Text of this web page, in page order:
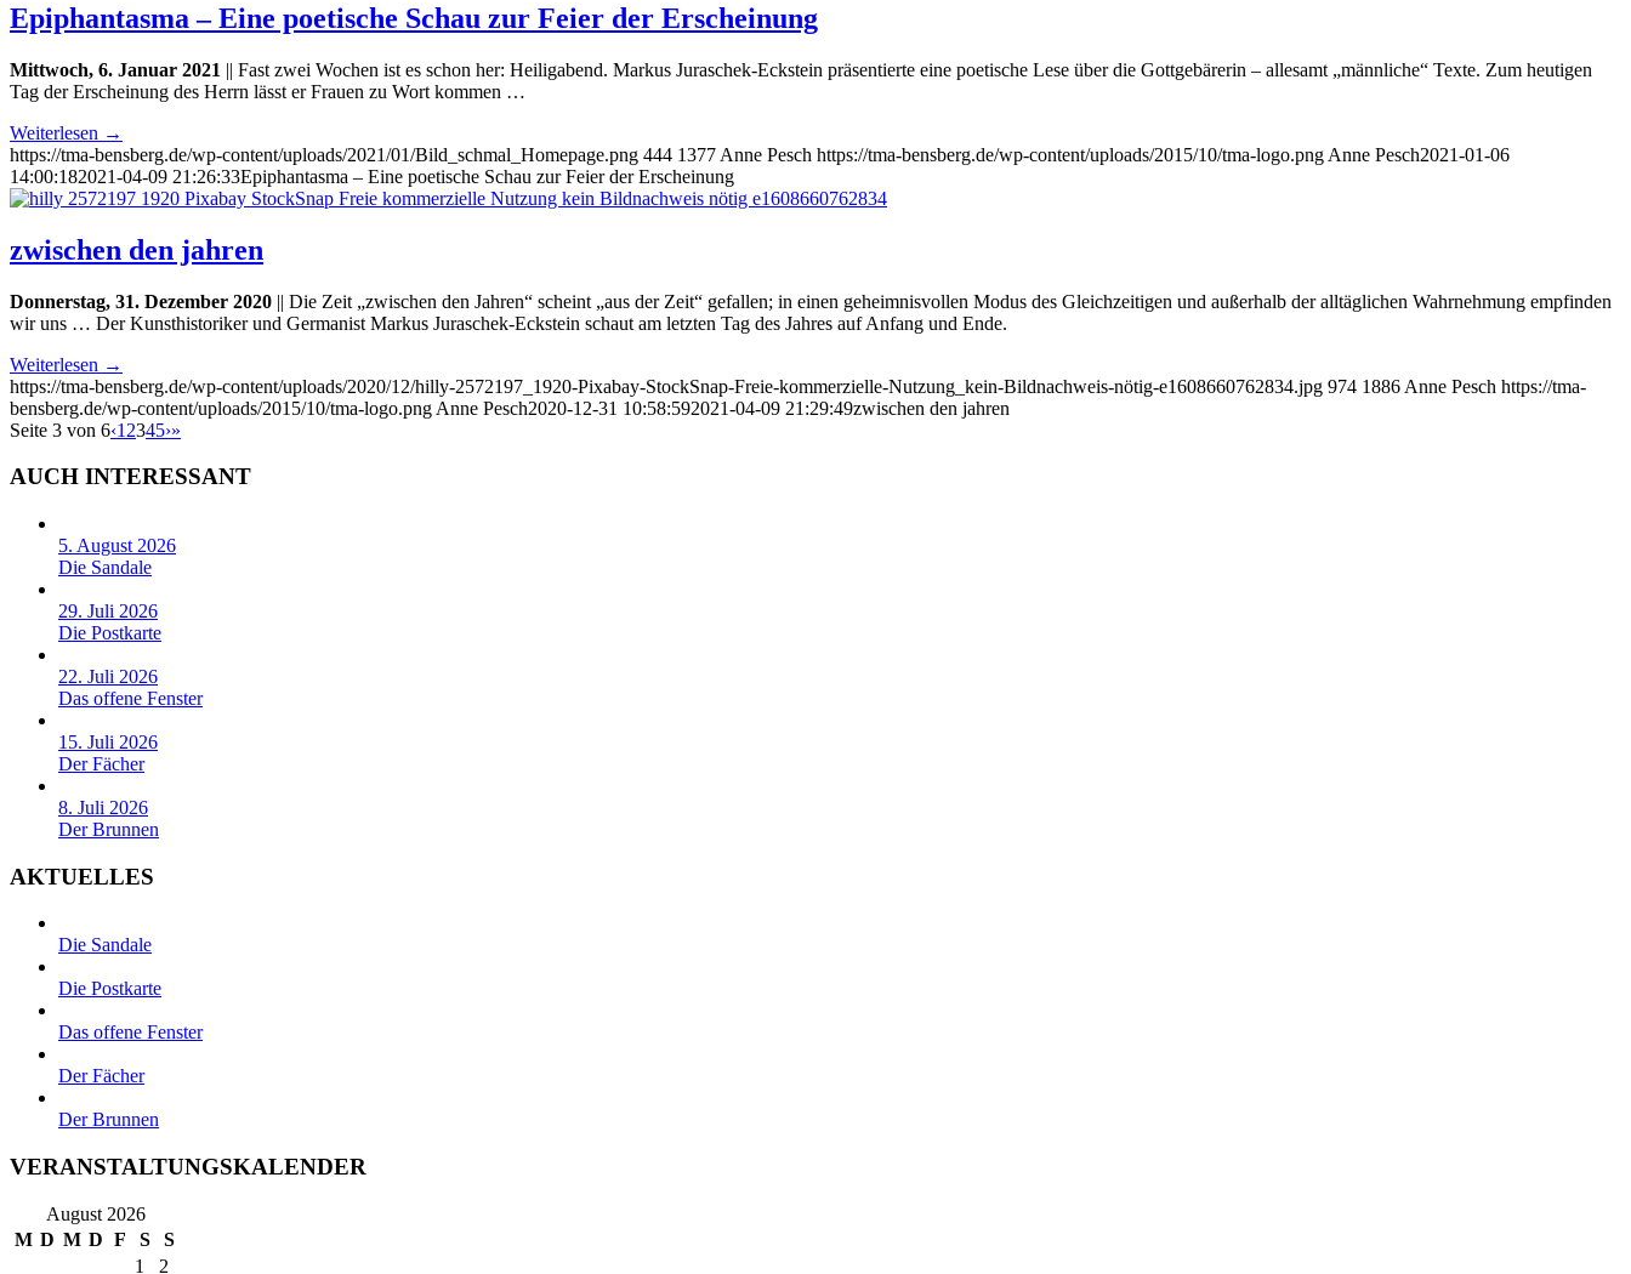
Epiphantasma – Eine poetische Schau zur Feier der Erscheinung
Mittwoch, 6. Januar 2021 || Fast zwei Wochen ist es schon her: Heiligabend. Markus Juraschek-Eckstein präsentierte eine poetische Lese über die Gottgebärerin – allesamt „männliche“ Texte. Zum heutigen
Tag der Erscheinung des Herrn lässt er Frauen zu Wort kommen …
Weiterlesen →
https://tma-bensberg.de/wp-content/uploads/2021/01/Bild_schmal_Homepage.png 444 1377 Anne Pesch https://tma-bensberg.de/wp-content/uploads/2015/10/tma-logo.png Anne Pesch2021-01-06
14:00:182021-04-09 21:26:33Epiphantasma – Eine poetische Schau zur Feier der Erscheinung
zwischen den jahren
Donnerstag, 31. Dezember 2020 || Die Zeit „zwischen den Jahren“ scheint „aus der Zeit“ gefallen; in einen geheimnisvollen Modus des Gleichzeitigen und außerhalb der alltäglichen Wahrnehmung empfinden
wir uns … Der Kunsthistoriker und Germanist Markus Juraschek-Eckstein schaut am letzten Tag des Jahres auf Anfang und Ende.
Weiterlesen →
https://tma-bensberg.de/wp-content/uploads/2020/12/hilly-2572197_1920-Pixabay-StockSnap-Freie-kommerzielle-Nutzung_kein-Bildnachweis-nötig-e1608660762834.jpg 974 1886 Anne Pesch https://tma-
bensberg.de/wp-content/uploads/2015/10/tma-logo.png Anne Pesch2020-12-31 10:58:592021-04-09 21:29:49zwischen den jahren
Seite 3 von 6‹1 2345›»
AUCH INTERESSANT
5. August 2026
Die Sandale
29. Juli 2026
Die Postkarte
22. Juli 2026
Das offene Fenster
15. Juli 2026
Der Fächer
8. Juli 2026
Der Brunnen
AKTUELLES
Die Sandale
Die Postkarte
Das offene Fenster
Der Fächer
Der Brunnen
VERANSTALTUNGSKALENDER
August 2026
M D M D F S
S
1
2